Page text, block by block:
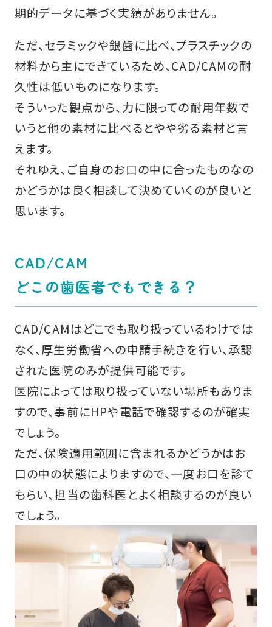
期的データに基づく実績がありません。
ただ、セラミックや銀歯に比べ、プラスチックの
材料から主にできているため、CAD/CAMの耐
久性は低いものになります。
そういった観点から、力に限っての耐用年数で
いうと他の素材に比べるとやや劣る素材と言
えます。
それゆえ、ご自身のお口の中に合ったものなの
かどうかは良く相談して決めていくのが良いと
思います。
CAD/CAM
どこの歯医者でもできる？
CAD/CAMはどこでも取り扱っているわけでは
なく、厚生労働省への申請手続きを行い、承認
された医院のみが提供可能です。
医院によっては取り扱っていない場所もありま
すので、事前にHPや電話で確認するのが確実
でしょう。
ただ、保険適用範囲に含まれるかどうかはお
口の中の状態によりますので、一度お口を診て
もらい、担当の歯科医とよく相談するのが良い
でしょう。